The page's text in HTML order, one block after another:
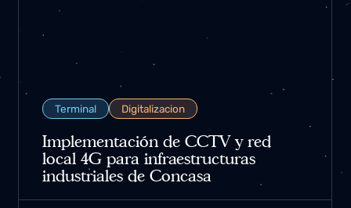
Terminal Digitalizacion